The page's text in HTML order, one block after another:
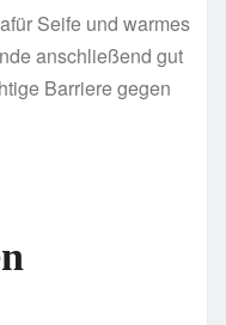
Seife und warmes
anschließend gut
Barriere gegen